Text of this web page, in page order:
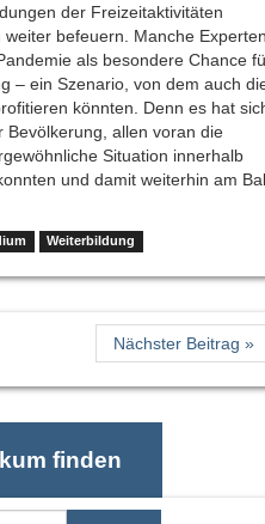
der Freizeitaktivitäten
befeuern. Manche
als besondere Chance
– ein Szenario, von dem auch
könnten. Denn es hat
Bevölkerung, allen voran die
Situation innerhalb
und damit weiterhin am
Weiterbildung
Nächster Beitrag »
finden